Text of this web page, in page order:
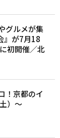
グルメが集
』が7月18
初開催／北
！京都のイ
）〜